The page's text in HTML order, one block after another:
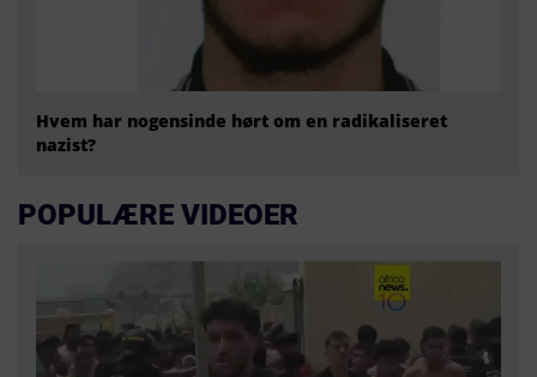
Hvem har nogensinde hørt om en radikaliseret
nazist?
POPULÆRE VIDEOER